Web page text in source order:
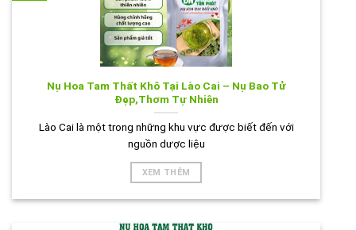
Nụ Hoa Tam Thất Khô Tại Lào Cai – Nụ Bao Tử
Đẹp,Thơm Tự Nhiên
Lào Cai là một trong những khu vực được biết đến với
nguồn dược liệu
XEM THÊM